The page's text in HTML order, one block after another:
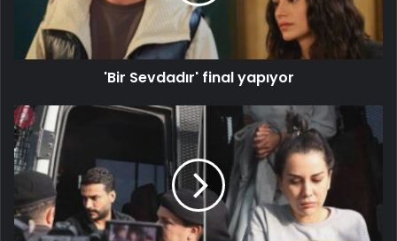
'Bir Sevdadır' final yapıyor